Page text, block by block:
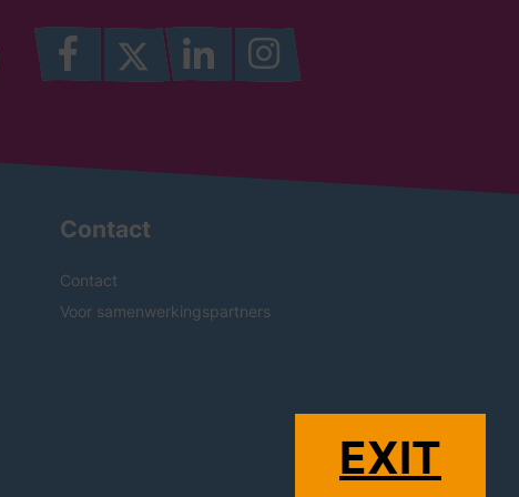
EXIT
Contact
Contact
Voor samenwerkingspartners